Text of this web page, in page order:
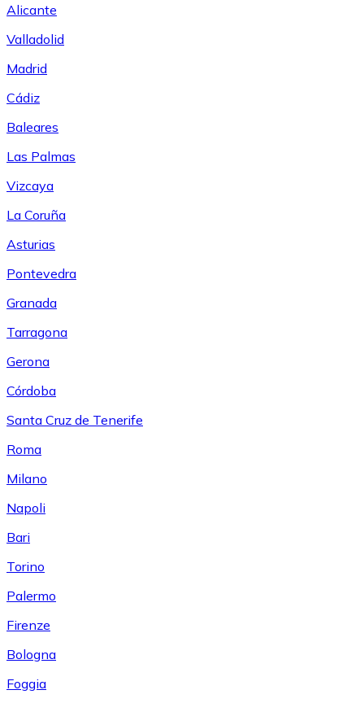
Alicante
Valladolid
Madrid
Cádiz
Baleares
Las Palmas
Vizcaya
La Coruña
Asturias
Pontevedra
Granada
Tarragona
Gerona
Córdoba
Santa Cruz de Tenerife
Roma
Milano
Napoli
Bari
Torino
Palermo
Firenze
Bologna
Foggia